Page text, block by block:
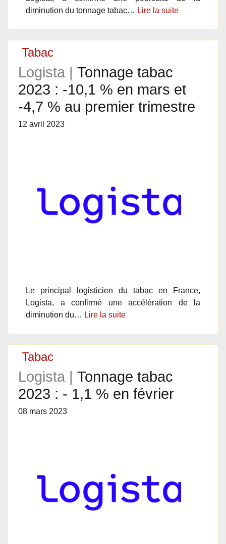
diminution du tonnage tabac… Lire la suite
Tabac
Logista | Tonnage tabac
2023 : -10,1 % en mars et
-4,7 % au premier trimestre
12 avril 2023
Le principal logisticien du tabac en France,
Logista, a confirmé une accélération de la
diminution du… Lire la suite
Tabac
Logista | Tonnage tabac
2023 : - 1,1 % en février
08 mars 2023